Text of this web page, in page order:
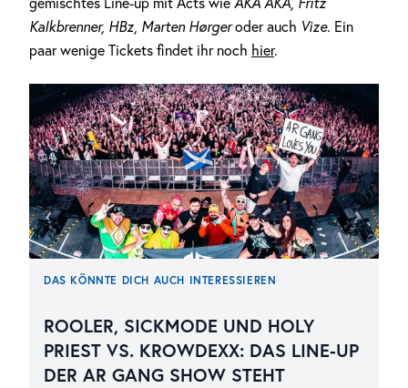
Kalkbrenner, HBz, Marten Hørgeroder auch Vize. Ein
paar wenige Tickets findet ihr noch hier.
DAS KÖNNTE DICH AUCH INTERESSIEREN
ROOLER, SICKMODE UND HOLY
PRIEST VS. KROWDEXX: DAS LINE-UP
DER AR GANG SHOW STEHT